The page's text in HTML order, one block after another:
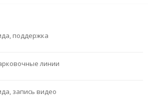
поддержка
линии
запись видео